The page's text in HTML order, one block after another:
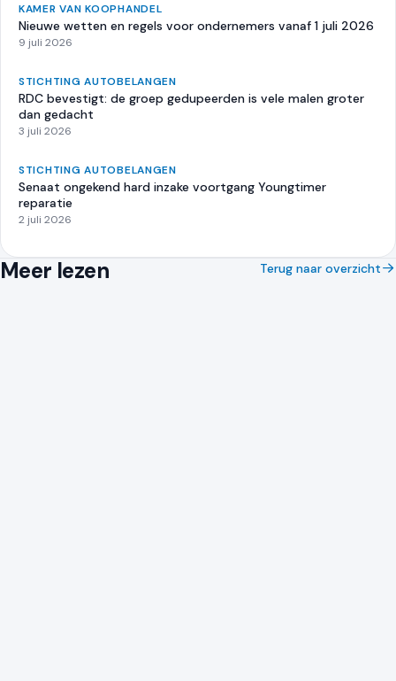
KAMER VAN KOOPHANDEL
Nieuwe wetten en regels voor ondernemers vanaf 1 juli 2026
9 juli 2026
STICHTING AUTOBELANGEN
RDC bevestigt: de groep gedupeerden is vele malen groter
dan gedacht
3 juli 2026
STICHTING AUTOBELANGEN
Senaat ongekend hard inzake voortgang Youngtimer
reparatie
2 juli 2026
Meer lezen Terug naar overzicht